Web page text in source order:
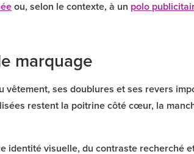
ou, selon le contexte, à un polo
marquage
vêtement, ses doublures et ses revers
restent la poitrine côté cœur, la
identité visuelle, du contraste recherché